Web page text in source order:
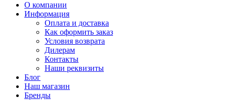
О компании
Информация
Оплата и доставка
Как оформить заказ
Условия возврата
Дилерам
Контакты
Наши реквизиты
Блог
Наш магазин
Бренды